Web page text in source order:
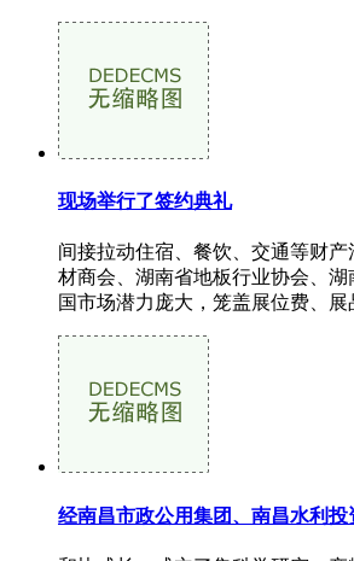
现场举行了签约典礼
间接拉动住宿、餐饮、交通等财
材商会、湖南省地板行业协会、
国市场潜力庞大，笼盖展位费、展
经南昌市政公用集团、南昌水利投